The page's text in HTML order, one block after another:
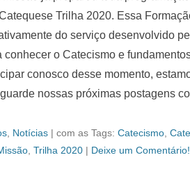
Trilha 2020. Essa
do serviço desenvolvido
conhecer o Catecismo e
conosco desse momento,
nossas próximas postagens
Notícias | com as Tags: Catecismo
Trilha 2020 | Deixe um Comentário!